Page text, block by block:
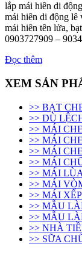
lắp mái hiên di
mái hiên di động lê
mái hiên tên lửa,
0903727909 –
Đọc thêm
XEM SẢN
>> BẠT
>> DÙ
>> MÁI
>> MÁI
>> MÁI
>> MÁI
>> MÁI
>> MÁI
>> MÁI
>> MẪU
>> MẪU
>> NHÀ
>> SỮA